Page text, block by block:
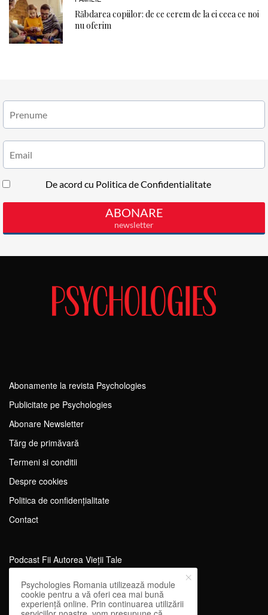
Răbdarea copiilor: de ce cerem de la ei ceea ce noi
nu oferim
Abonamente la revista Psychologies
Publicitate pe Psychologies
Abonare Newsletter
Tărg de primăvară
Termeni si conditii
Despre cookies
Politica de confidențialitate
Contact
Podcast Fii Autorea Vieții Tale
Evenimente Fii Autoarea Vieții Tale!
SportEdu
Psychologies Romania utilizează module
cookie pentru a vă oferi cea mai bună
experiență online. Prin continuarea utilizării